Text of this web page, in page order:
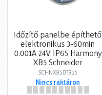
Időzítő panelbe építhető
elektronikus 3-60min
0.001A 24V IP65 Harmony
XB5 Schneider
SCHNXB5DTB25
Nincs raktáron